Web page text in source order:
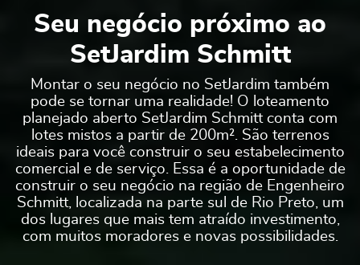
Seu negócio próximo ao
SetJardim Schmitt
Montar o seu negócio no SetJardim também
pode se tornar uma realidade! O loteamento
planejado aberto SetJardim Schmitt conta com
lotes mistos a partir de 200m². São terrenos
ideais para você construir o seu estabelecimento
comercial e de serviço. Essa é a oportunidade de
construir o seu negócio na região de Engenheiro
Schmitt, localizada na parte sul de Rio Preto, um
dos lugares que mais tem atraído investimento,
com muitos moradores e novas possibilidades.